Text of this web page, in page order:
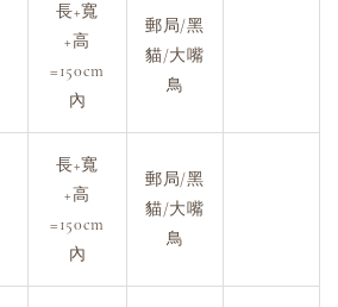
長+寬
+高
=150cm
內
郵局/黑
貓/大嘴
鳥
長+寬
+高
=150cm
內
郵局/黑
貓/大嘴
鳥